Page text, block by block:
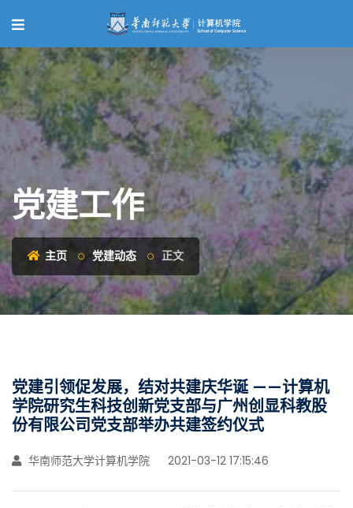
党建工作
主页 党建动态 正文
党建引领促发展，结对共建庆华诞 ——计算机
学院研究生科技创新党支部与广州创显科教股
份有限公司党支部举办共建签约仪式
华南师范大学计算机学院 2021-03-12 17:15:46